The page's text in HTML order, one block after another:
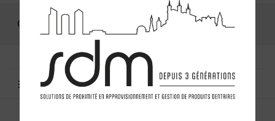
Connexion
MENU